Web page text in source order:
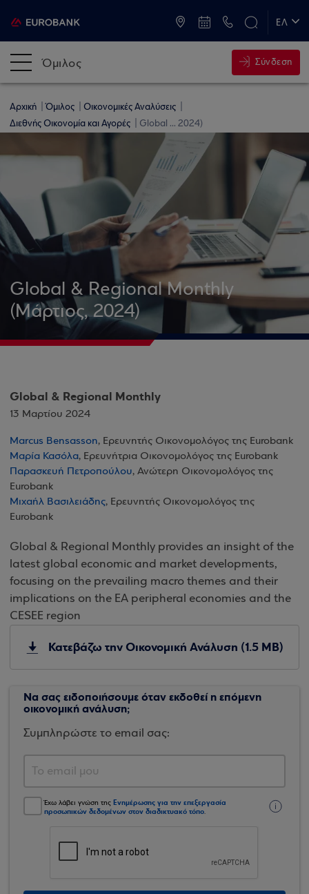
ΕΛ
Όμιλος Σύνδεση
Αρχική Όμιλος
Οικονομικές Αναλύσεις
Διεθνής Οικονομία και Αγορές
Global ... 2024)
Global & Regional Monthly
(Μάρτιος, 2024)
Global & Regional Monthly
13 Μαρτίου 2024
Marcus Bensasson, Ερευνητής Οικονομολόγος της Eurobank
Μαρία Κασόλα, Ερευνήτρια Οικονομολόγος της Eurobank
Παρασκευή Πετροπούλου, Ανώτερη Οικονομολόγος της
Eurobank
Μιχαήλ Βασιλειάδης, Ερευνητής Οικονομολόγος της
Eurobank
Global & Regional Monthly provides an insight of the
latest global economic and market developments,
focusing on the prevailing macro themes and their
implications on the EA peripheral economies and the
CESEE region
Κατεβάζω την Οικονομική Ανάλυση (1.5 MB)
Να σας ειδοποιήσουμε όταν εκδοθεί η επόμενη
οικονομική ανάλυση;
Συμπληρώστε το email σας:
Έχω λάβει γνώση της Ενημέρωσης για την επεξεργασία
προσωπικών δεδομένων στον διαδικτυακό τόπο.